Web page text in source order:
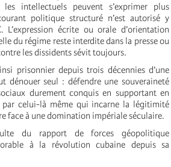
intellectuels peuvent s’exprimer plus
politique structuré n’est autorisé y
écrite ou orale d’orientation
du régime reste interdite dans la presse ou
les dissidents sévit toujours.
prisonnier depuis trois décennies d’une
dénouer seul : défendre une souveraineté
durement conquis en supportant en
par celui-là même qui incarne la légitimité
face à une domination impériale séculaire.
du rapport de forces géopolitique
à la révolution cubaine depuis sa